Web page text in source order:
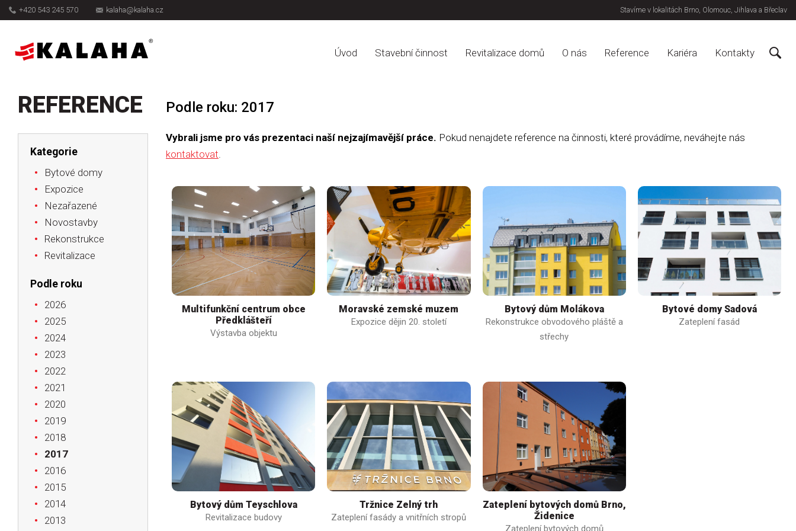
+420 543 245 570 kalaha@kalaha.cz Stavíme v lokalitách Brno, Olomouc, Jihlava a Břeclav
Úvod Stavební činnost Revitalizace domů O nás Reference Kariéra Kontakty
REFERENCE
Kategorie
Bytové domy
Expozice
Nezařazené
Novostavby
Rekonstrukce
Revitalizace
Podle roku
2026
2025
2024
2023
2022
2021
2020
2019
2018
2017
2016
2015
2014
2013
Podle roku: 2017
Vybrali jsme pro vás prezentaci naší nejzajímavější práce. Pokud nenajdete reference na činnosti, které provádíme, neváhejte nás
kontaktovat.
Multifunkční centrum obce
Předklášteří
Výstavba objektu
Moravské zemské muzem
Expozice dějin 20. století
Bytový dům Molákova
Rekonstrukce obvodového pláště a
střechy
Bytové domy Sadová
Zateplení fasád
Bytový dům Teyschlova
Revitalizace budovy
Tržnice Zelný trh
Zateplení fasády a vnitřních stropů
Zateplení bytových domů Brno,
Židenice
Zateplení bytových domů